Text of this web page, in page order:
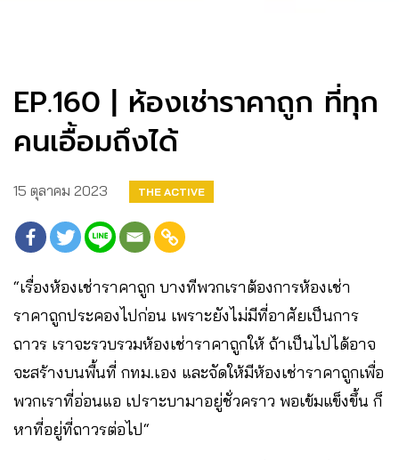
EP.160 | ห้องเช่าราคาถูก ที่ทุก
คนเอื้อมถึงได้
15 ตุลาคม 2023 THE ACTIVE
“เรื่องห้องเช่าราคาถูก บางทีพวกเราต้องการห้องเช่า
ราคาถูกประคองไปก่อน เพราะยังไม่มีที่อาศัยเป็นการ
ถาวร เราจะรวบรวมห้องเช่าราคาถูกให้ ถ้าเป็นไปได้อาจ
จะสร้างบนพื้นที่ กทม.เอง และจัดให้มีห้องเช่าราคาถูกเพื่อ
พวกเราที่อ่อนแอ เปราะบามาอยู่ชั่วคราว พอเข้มแข็งขึ้น ก็
หาที่อยู่ที่ถาวรต่อไป“